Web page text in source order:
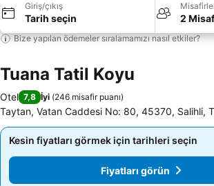
Giriş/çıkış
Tarih seçin 2
Bize yapılan ödemeler sıralamamızı nasıl etkiler?
Tuana Tatil Koyu
Otel 7,8 İyi (246 misafir puanı)
Taytan, Vatan Caddesi No: 80, 45370, Salihli,
Kesin fiyatları görmek için tarihleri seçin
Fiyatları görün
Kesin fiyatları görmek için tarihleri seçin
Fiyatları görün